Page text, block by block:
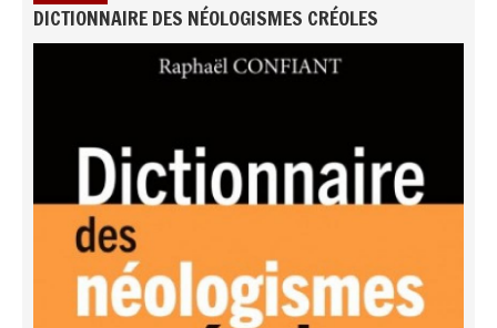
DICTIONNAIRE DES NÉOLOGISMES CRÉOLES